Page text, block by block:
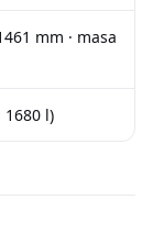
mm · masa
1680 l)